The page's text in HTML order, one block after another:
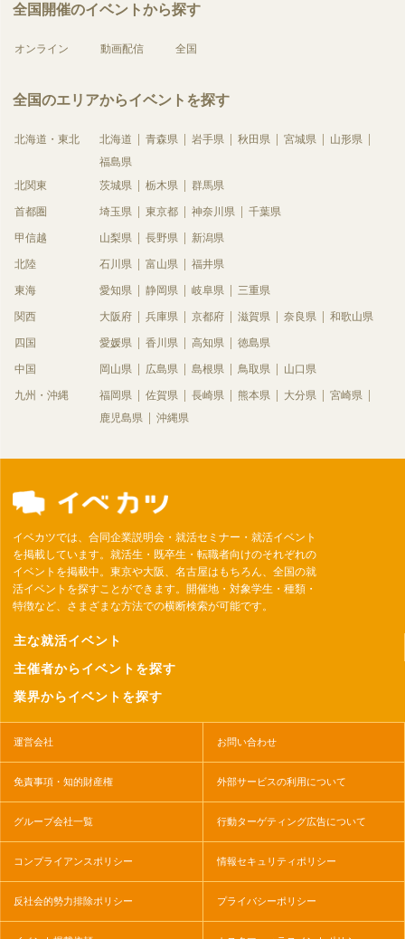
全国開催のイベントから探す
オンライン 動画配信 全国
全国のエリアからイベントを探す
北海道・東北 北海道 青森県 岩手県 秋田県 宮城県
山形県
福島県
北関東
茨城県 栃木県 群馬県
首都圏 埼玉県 東京都 神奈川県 千葉県
甲信越 山梨県 長野県 新潟県
北陸 石川県 富山県 福井県
東海 愛知県 静岡県 岐阜県 三重県
関西 大阪府 兵庫県 京都府 滋賀県 奈良県 和歌山県
四国 愛媛県 香川県 高知県 徳島県
中国 岡山県 広島県 島根県 鳥取県 山口県
九州・沖縄 福岡県 佐賀県 長崎県 熊本県 大分県
宮崎県
鹿児島県
沖縄県
イベカツでは、合同企業説明会・就活セミナー・就活イベント
を掲載しています。就活生・既卒生・転職者向けのそれぞれの
イベントを掲載中。東京や大阪、名古屋はもちろん、全国の就
活イベントを探すことができます。開催地・対象学生・種類・
特徴など、さまざまな方法での横断検索が可能です。
主な就活イベント
主催者からイベントを探す
業界からイベントを探す
運営会社 お問い合わせ
免責事項・知的財産権 外部サービスの利用について
グループ会社一覧 行動ターゲティング広告について
コンプライアンスポリシー 情報セキュリティポリシー
反社会的勢力排除ポリシー プライバシーポリシー